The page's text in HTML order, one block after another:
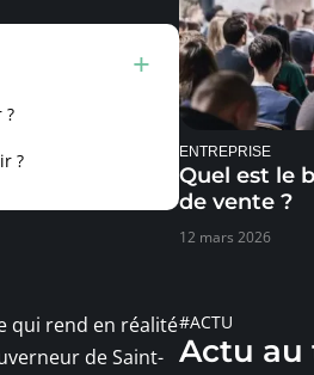
?
?
qui rend en réalité
de Saint-
ENTREPRISE
Quel est le
de vente ?
12 mars 2026
#ACTU
Actu au